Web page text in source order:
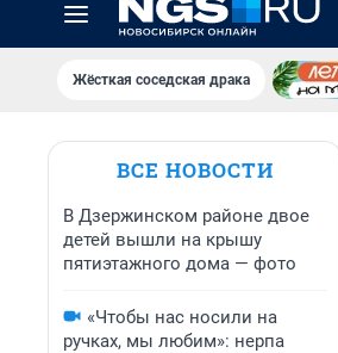
Жёсткая соседская драка
ВСЕ НОВОСТИ
В Дзержинском районе двое
детей вышли на крышу
пятиэтажного дома — фото
«Чтобы нас носили на
ручках, мы любим»: нерпа